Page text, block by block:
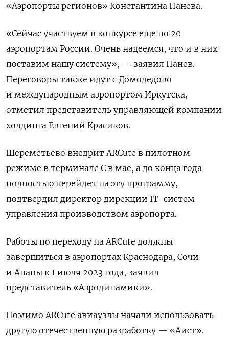
«Аэропорты регионов» Константина Панева.
«Сейчас участвуем в конкурсе еще по 20
аэропортам России. Очень надеемся, что и в них
поставим нашу систему», — заявил Панев.
Переговоры также идут с Домодедово
и международным аэропортом Иркутска,
отметил представитель управляющей компании
холдинга Евгений Красиков.
Шереметьево внедрит ARCute в пилотном
режиме в терминале С в мае, а до конца года
полностью перейдет на эту программу,
подтвердил директор дирекции IT-систем
управления производством аэропорта.
Работы по переходу на ARCute должны
завершиться в аэропортах Краснодара, Сочи
и Анапы к 1 июля 2023 года, заявил
представитель «Аэродинамики».
Помимо ARCute авиаузлы начали использовать
другую отечественную разработку — «Аист».